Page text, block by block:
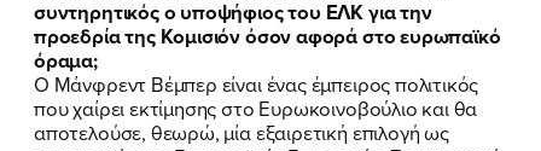
συντηρητικός ο υποψήφιος του ΕΛΚ για την
προεδρία της Κομισιόν όσον αφορά στο ευρωπαϊκό
όραμα;
Ο Μάνφρεντ Βέμπερ είναι ένας έμπειρος πολιτικός
που χαίρει εκτίμησης στο Ευρωκοινοβούλιο και θα
αποτελούσε, θεωρώ, μία εξαιρετική επιλογή ως